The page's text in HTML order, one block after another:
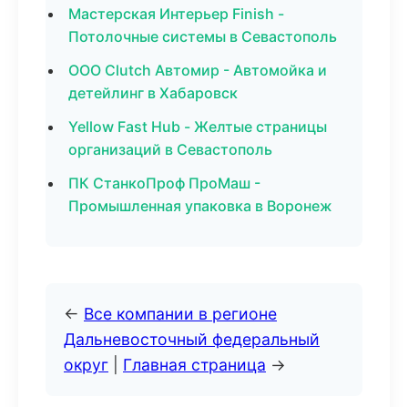
Мастерская Интерьер Finish -
Потолочные системы в Севастополь
ООО Clutch Автомир - Автомойка и
детейлинг в Хабаровск
Yellow Fast Hub - Желтые страницы
организаций в Севастополь
ПК СтанкоПроф ПроМаш -
Промышленная упаковка в Воронеж
← Все компании в регионе
Дальневосточный федеральный
округ
Главная страница →